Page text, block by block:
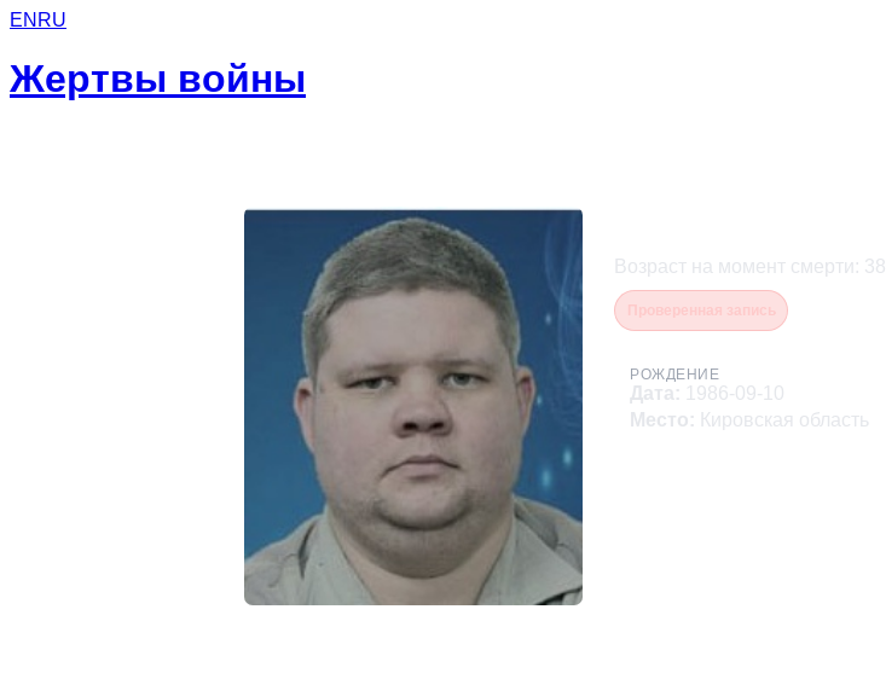
EN RU
Жертвы войны
Возраст на момент смерти : 38
РОЖДЕНИЕ
Дата: 1986-09-10
Место: Кировская область